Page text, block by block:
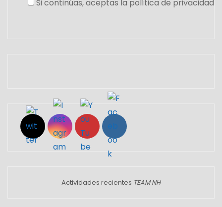
Si continúas, aceptas la política de privacidad
Actividades recientes TEAM NH